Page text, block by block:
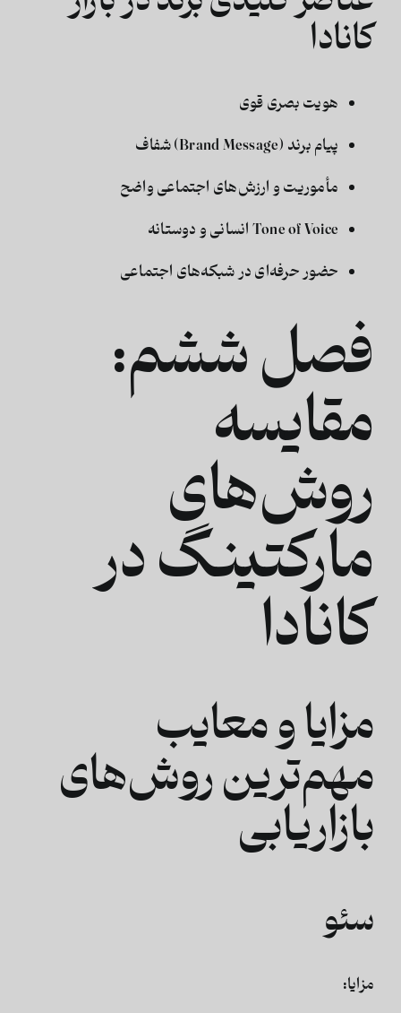
کانادا
هویت بصری قوی
پیام برند (Brand Message) شفاف
مأموریت و ارزش‌های اجتماعی واضح
Tone of Voice انسانی و دوستانه
حضور حرفه‌ای در شبکه‌های اجتماعی
فصل ششم:
مقایسه
روش‌های
مارکتینگ در
کانادا
مزایا و معایب
مهم‌ترین روش‌های
بازاریابی
سئو
مزایا: